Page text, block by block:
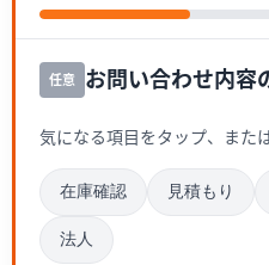
任意 お問い合わせ内容
気になる項目をタップ、また
在庫確認 見積もり
法人